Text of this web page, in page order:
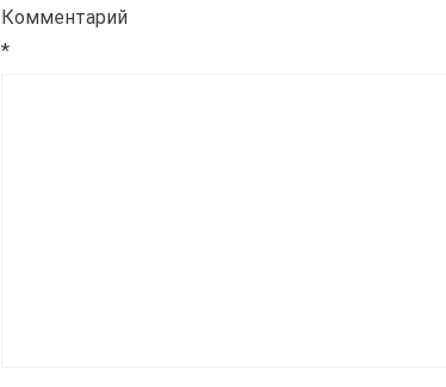
Комментарий
*